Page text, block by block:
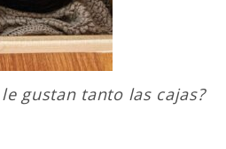
gustan tanto las cajas?